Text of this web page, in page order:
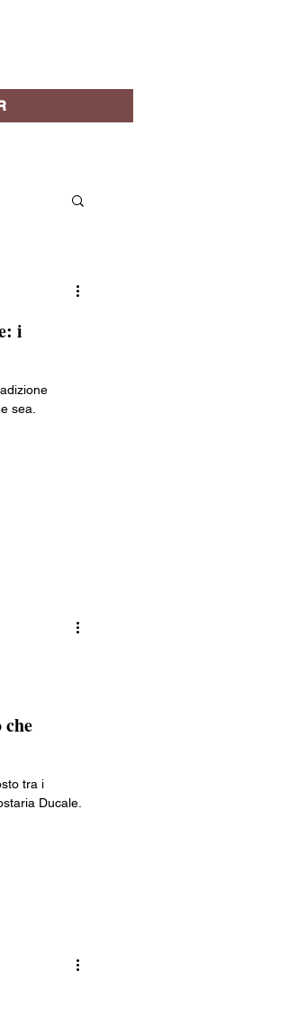
vini
i
sea.
tra i
Ducale.